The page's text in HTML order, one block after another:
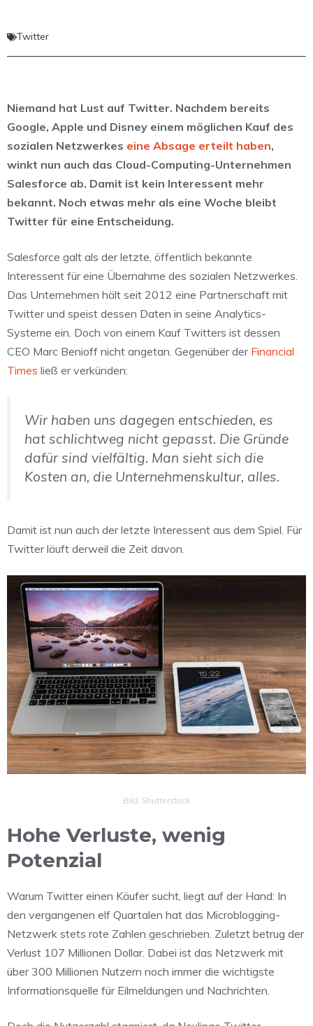
Twitter
Niemand hat Lust auf Twitter. Nachdem bereits
Google, Apple und Disney einem möglichen Kauf des
sozialen Netzwerkes eine Absage erteilt haben,
winkt nun auch das Cloud-Computing-Unternehmen
Salesforce ab. Damit ist kein Interessent mehr
bekannt. Noch etwas mehr als eine Woche bleibt
Twitter für eine Entscheidung.
Salesforce galt als der letzte, öffentlich bekannte
Interessent für eine Übernahme des sozialen Netzwerkes.
Das Unternehmen hält seit 2012 eine Partnerschaft mit
Twitter und speist dessen Daten in seine Analytics-
Systeme ein. Doch von einem Kauf Twitters ist dessen
CEO Marc Benioff nicht angetan. Gegenüber der Financial
Times ließ er verkünden:
Wir haben uns dagegen entschieden, es
hat schlichtweg nicht gepasst. Die Gründe
dafür sind vielfältig. Man sieht sich die
Kosten an, die Unternehmenskultur, alles.
Damit ist nun auch der letzte Interessent aus dem Spiel. Für
Twitter läuft derweil die Zeit davon.
Bild: Shutterstock
Hohe Verluste, wenig
Potenzial
Warum Twitter einen Käufer sucht, liegt auf der Hand: In
den vergangenen elf Quartalen hat das Microblogging-
Netzwerk stets rote Zahlen geschrieben. Zuletzt betrug der
Verlust 107 Millionen Dollar. Dabei ist das Netzwerk mit
über 300 Millionen Nutzern noch immer die wichtigste
Informationsquelle für Eilmeldungen und Nachrichten.